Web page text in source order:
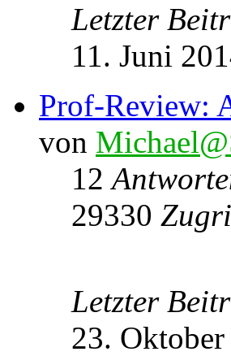
Letzter
11. Juni
Prof-Review:
von
12
29330
Letzter
23.